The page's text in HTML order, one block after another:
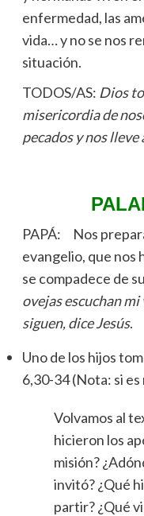
enfermedad, las
vida… y no se nos
situación.
TODOS/AS: Dios
misericordia de
pecados y nos
PAPÁ: Nos
evangelio, que nos
se compadece de
ovejas escuchan mi
siguen, dice Jesús.
Uno de los hijos
6,30-34 (Nota: si
Volvamos al
hicieron los
misión?
invitó? ¿Qué
partir? ¿Qué